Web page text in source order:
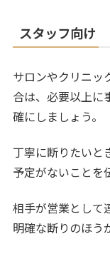
スタッフ向け
サロンやクリニッ
合は、必要以上に
確にしましょう。
丁寧に断りたいと
予定がないことを
相手が営業として
明確な断りのほう